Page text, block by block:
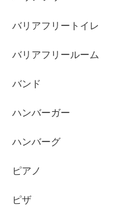
バリアフリートイレ
バリアフリールーム
バンド
ハンバーガー
ハンバーグ
ピアノ
ピザ